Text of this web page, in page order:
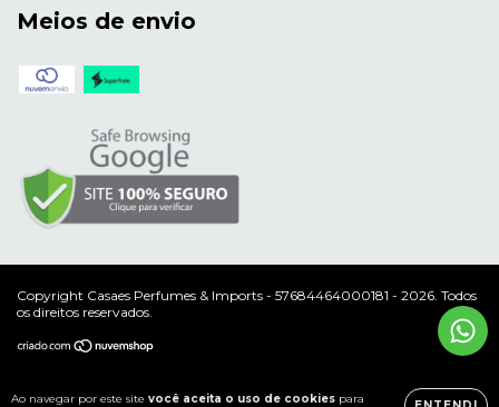
Ao navegar por este site você aceita o uso de cookies para
Meios de envio
Copyright Casaes Perfumes & Imports - 57684464000181 - 2026. Todos
os direitos reservados.